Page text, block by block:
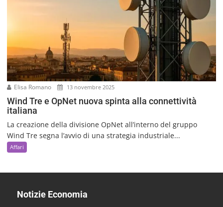
Elisa Romano 13 novembre 2025
Wind Tre e OpNet nuova spinta alla connettività
italiana
La creazione della divisione OpNet all’interno del gruppo
Wind Tre segna l’avvio di una strategia industriale...
Affari
Notizie Economia